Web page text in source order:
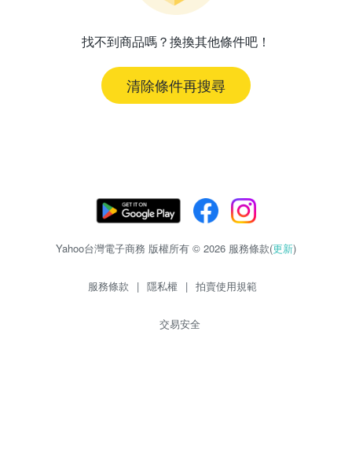
找不到商品嗎？換換其他條件吧！
清除條件再搜尋
Yahoo台灣電子商務 版權所有 © 2026 服務條款(更新)
服務條款 | 隱私權 | 拍賣使用規範
交易安全